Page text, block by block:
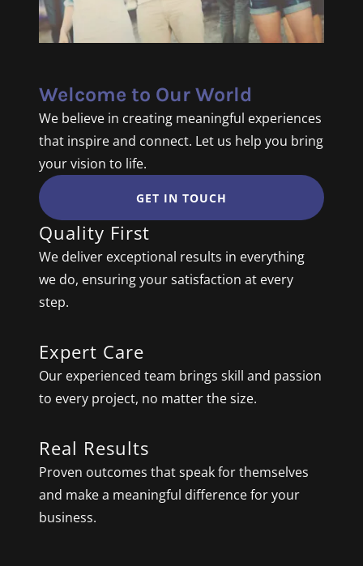
Welcome to Our World
We believe in creating meaningful experiences
that inspire and connect. Let us help you bring
your vision to life.
GET IN TOUCH
Quality First
We deliver exceptional results in everything
we do, ensuring your satisfaction at every
step.
Expert Care
Our experienced team brings skill and passion
to every project, no matter the size.
Real Results
Proven outcomes that speak for themselves
and make a meaningful difference for your
business.